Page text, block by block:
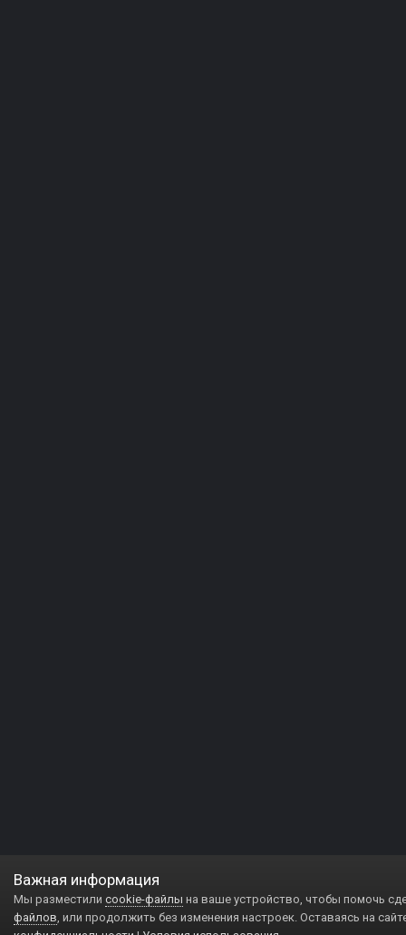
Важная информация
Мы разместили cookie-файлы на ваше устройство, чтобы помочь
файлов, или продолжить без изменения настроек. Оставаясь на